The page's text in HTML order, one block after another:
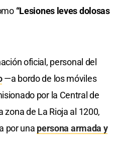
“Lesiones leves dolosas
oficial, personal del
—a bordo de los móviles
por la Central de
zona de La Rioja al 1200,
por una persona armada y